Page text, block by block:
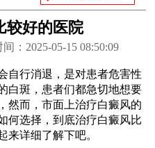
较好的医院
：2025-05-15 08:50:09
行消退，是对患者危害性
白斑，患者们都急切地想要
然而，市面上治疗白癜风的
何选择，到底治疗白癜风比
来详细了解下吧。